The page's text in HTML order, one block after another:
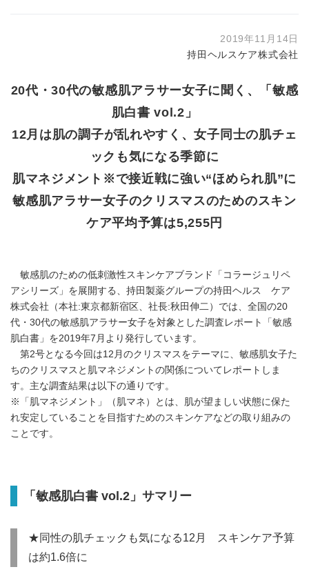
2019年11月14日
持田ヘルスケア株式会社
20代・30代の敏感肌アラサー女子に聞く、「敏感
肌白書 vol.2」
12月は肌の調子が乱れやすく、女子同士の肌チェ
ックも気になる季節に
肌マネジメント※で接近戦に強い“ほめられ肌”に
敏感肌アラサー女子のクリスマスのためのスキン
ケア平均予算は5,255円
敏感肌のための低刺激性スキンケアブランド「コラージュリペ
アシリーズ」を展開する、持田製薬グループの持田ヘルス ケア
株式会社（本社:東京都新宿区、社長:秋田伸二）では、全国の20
代・30代の敏感肌アラサー女子を対象とした調査レポート「敏感
肌白書」を2019年7月より発行しています。
第2号となる今回は12月のクリスマスをテーマに、敏感肌女子た
ちのクリスマスと肌マネジメントの関係についてレポートしま
す。主な調査結果は以下の通りです。
※「肌マネジメント」（肌マネ）とは、肌が望ましい状態に保た
れ安定していることを目指すためのスキンケアなどの取り組みの
ことです。
「敏感肌白書 vol.2」サマリー
★同性の肌チェックも気になる12月 スキンケア予算
は約1.6倍に